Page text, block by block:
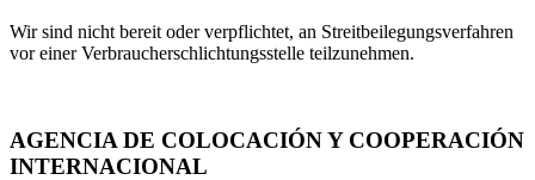
Wir sind nicht bereit oder verpflichtet, an Streitbeilegungsverfahren
vor einer Verbraucherschlichtungsstelle teilzunehmen.
AGENCIA DE COLOCACIÓN Y COOPERACIÓN
INTERNACIONAL